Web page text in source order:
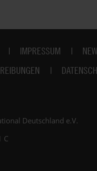
IMPRESSUM
Deutschland e.V.
C